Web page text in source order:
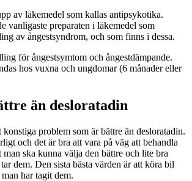
av läkemedel som kallas antipsykotika.
vanligaste preparaten i läkemedel som
av ångestsyndrom, och som finns i dessa.
för ångestsymtom och ångestdämpande.
hos vuxna och ungdomar (6 månader eller
än desloratadin
problem som är bättre än desloratadin.
och det är bra att vara på väg att behandla
ska kunna välja den bättre och lite bra
dem. Den sista bästa värden är att köra bil
har tagit dem.